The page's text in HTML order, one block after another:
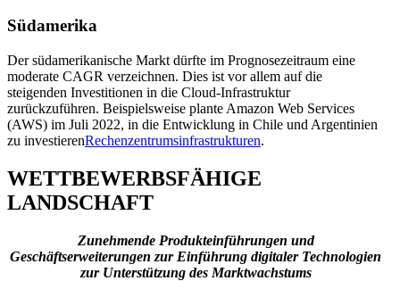
Südamerika
Der südamerikanische Markt dürfte im Prognosezeitraum eine
moderate CAGR verzeichnen. Dies ist vor allem auf die
steigenden Investitionen in die Cloud-Infrastruktur
zurückzuführen. Beispielsweise plante Amazon Web Services
(AWS) im Juli 2022, in die Entwicklung in Chile und Argentinien
zu investierenRechenzentrumsinfrastrukturen.
WETTBEWERBSFÄHIGE
LANDSCHAFT
Zunehmende Produkteinführungen und
Geschäftserweiterungen zur Einführung digitaler Technologien
zur Unterstützung des Marktwachstums